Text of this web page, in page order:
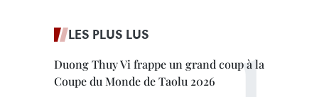
LES PLUS LUS
Duong Thuy Vi frappe un grand coup à la
Coupe du Monde de Taolu 2026